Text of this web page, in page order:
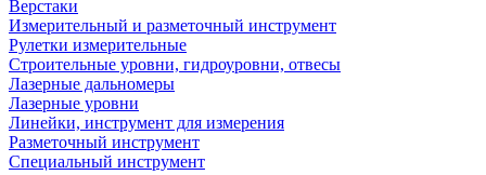
Верстаки
Измерительный и разметочный инструмент
Рулетки измерительные
Строительные уровни, гидроуровни, отвесы
Лазерные дальномеры
Лазерные уровни
Линейки, инструмент для измерения
Разметочный инструмент
Специальный инструмент